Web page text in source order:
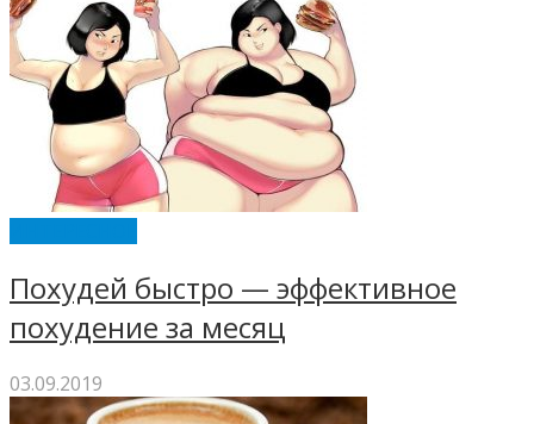
Похудей быстро — эффективное
похудение за месяц
03.09.2019